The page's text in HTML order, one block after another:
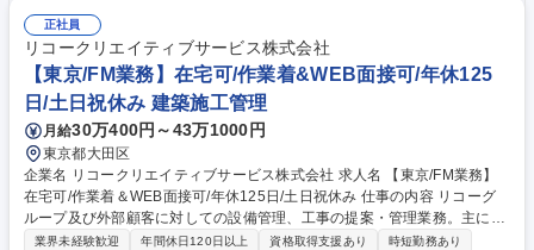
側の立場から工事全体をマネジメントしていただきます。 募集職種 事務
系総合職/建築PJマネジメント・工事管理/東京メトロ
正社員
リコークリエイティブサービス株式会社
【東京/FM業務】在宅可/作業着&WEB面接可/年休125
日/土日祝休み 建築施工管理
月給30万400円～43万1000円
東京都大田区
企業名 リコークリエイティブサービス株式会社 求人名 【東京/FM業務】
在宅可/作業着＆WEB面接可/年休125日/土日祝休み 仕事の内容 リコーグ
ループ及び外部顧客に対しての設備管理、工事の提案・管理業務。主に首
都圏内にある各所（主に物流倉庫5か所程度）へ訪問し立会いを行いま
業界未経験歓迎 年間休日120日以上 資格取得支援あり
時短勤務あり